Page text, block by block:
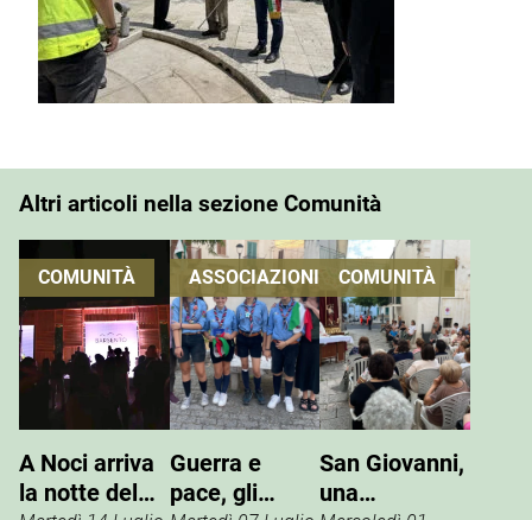
Altri articoli nella sezione Comunità
COMUNITÀ
A Noci arriva
la notte del
ASSOCIAZIONI
Guerra e
pace, gli
COMUNITÀ
San Giovanni,
una